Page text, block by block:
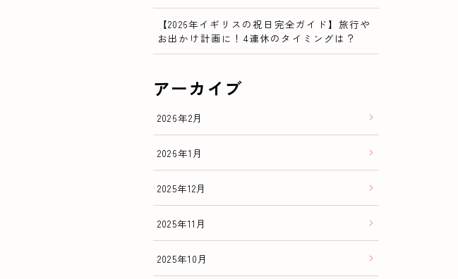
【2026年イギリスの祝日完全ガイド】旅行や
お出かけ計画に！4連休のタイミングは？
アーカイブ
2026年2月
2026年1月
2025年12月
2025年11月
2025年10月